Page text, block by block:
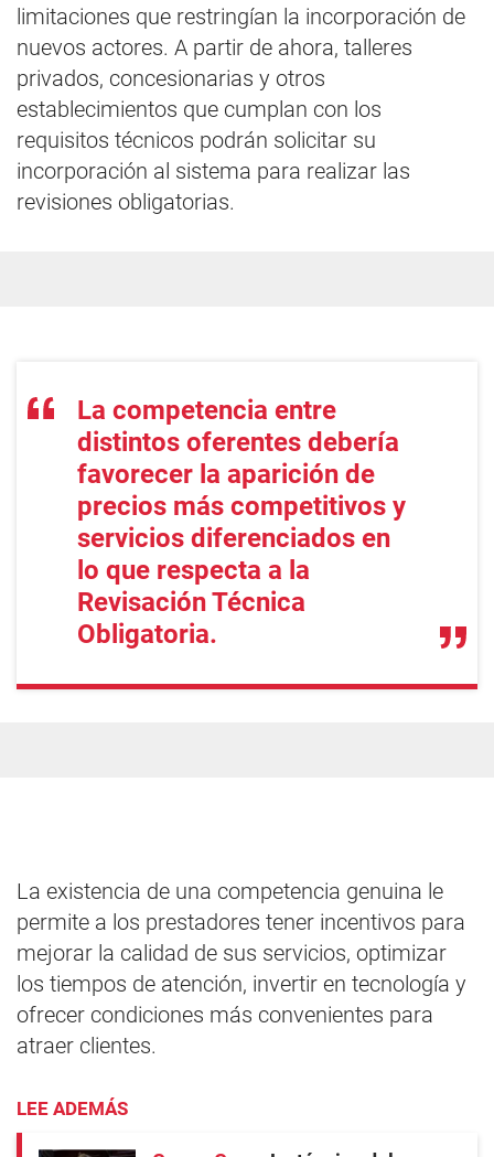
limitaciones que restringían la incorporación de
nuevos actores. A partir de ahora, talleres
privados, concesionarias y otros
establecimientos que cumplan con los
requisitos técnicos podrán solicitar su
incorporación al sistema para realizar las
revisiones obligatorias.
La competencia entre
distintos oferentes debería
favorecer la aparición de
precios más competitivos y
servicios diferenciados en
lo que respecta a la
Revisación Técnica
Obligatoria.
La existencia de una competencia genuina le
permite a los prestadores tener incentivos para
mejorar la calidad de sus servicios, optimizar
los tiempos de atención, invertir en tecnología y
ofrecer condiciones más convenientes para
atraer clientes.
LEE ADEMÁS